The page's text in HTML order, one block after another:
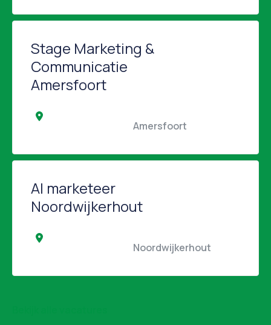
Stage Marketing &
Communicatie
Amersfoort
AI marketeer
Noordwijkerhout